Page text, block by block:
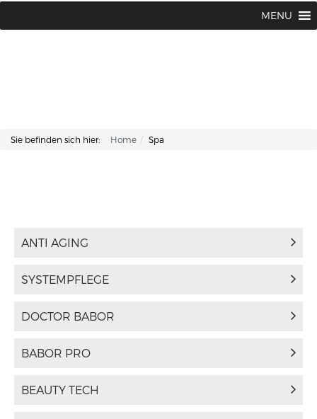
MENU
Sie befinden sich hier: Home Spa
ANTI AGING
SYSTEMPFLEGE
DOCTOR BABOR
BABOR PRO
BEAUTY TECH